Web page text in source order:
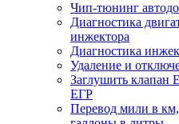
Чип-тюнинг
Диагностика
инжектора
Диагностика
Удаление и
Заглушить клапан
ЕГР
Перевод мили в